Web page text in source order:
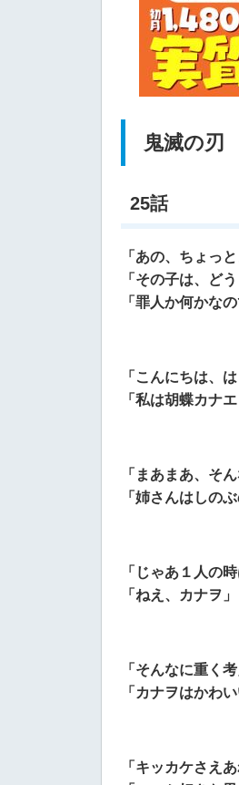
鬼滅の刃
25話
「あの、ちょっ
「その子は、ど
「罪人か何かな
「こんにちは、
「私は胡蝶カナ
「まあまあ、そ
「姉さんはしの
「じゃあ１人の
「ねえ、カナヲ」
「そんなに重く
「カナヲはかわ
「キッカケさえ